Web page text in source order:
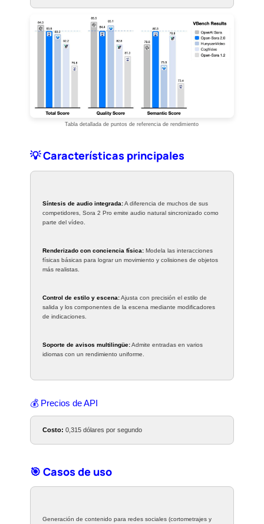
Tabla detallada de puntos de referencia de rendimiento
💡 Características principales
Síntesis de audio integrada:A diferencia de muchos de sus
competidores, Sora 2 Pro emite audio natural sincronizado como
parte del vídeo.
Renderizado con conciencia física: Modela las interacciones
físicas básicas para lograr un movimiento y colisiones de objetos
más realistas.
Control de estilo y escena:Ajusta con precisión el estilo de
salida y los componentes de la escena mediante modificadores
de indicaciones.
Soporte de avisos multilingüe:Admite entradas en varios
idiomas con un rendimiento uniforme.
💰 Precios de API
Costo: 0,315 dólares por segundo
🎯 Casos de uso
Generación de contenido para redes sociales (cortometrajes y